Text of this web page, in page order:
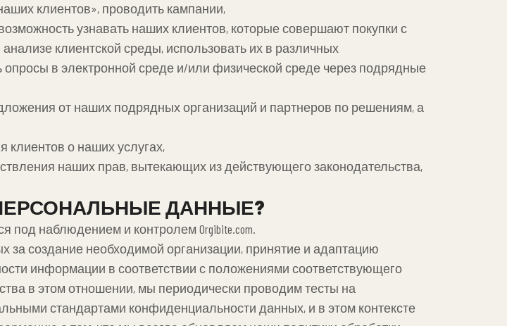
клиентов», проводить кампании,
узнавать наших клиентов, которые совершают покупки с
клиентской среды, использовать их в различных
в электронной среде и/или физической среде через подрядные
от наших подрядных организаций и партнеров по решениям, а
о наших услугах,
наших прав, вытекающих из действующего законодательства,
ПЕРСОНАЛЬНЫЕ ДАННЫЕ?
под наблюдением и контролем Orgibite.com.
за создание необходимой организации, принятие и адаптацию
информации в соответствии с положениями соответствующего
в этом отношении, мы периодически проводим тесты на
стандартами конфиденциальности данных, и в этом контексте